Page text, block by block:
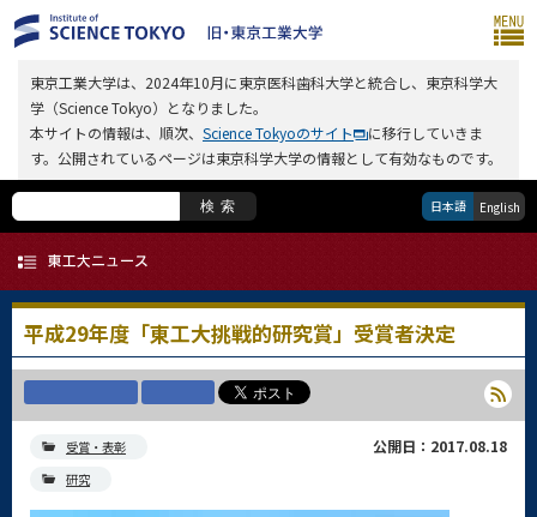
東京工業大学は、2024年10月に東京医科歯科大学と統合し、東京科学大
学（Science Tokyo）となりました。
本サイトの情報は、順次、 Science Tokyoのサイト
に移行していきま
す。公開されているページは東京科学大学の情報として有効なものです。
検索 日本語 English
平成29年度「東工大挑戦的研究賞」受賞者決定
受賞・表彰
研究
公開日：2017.08.18